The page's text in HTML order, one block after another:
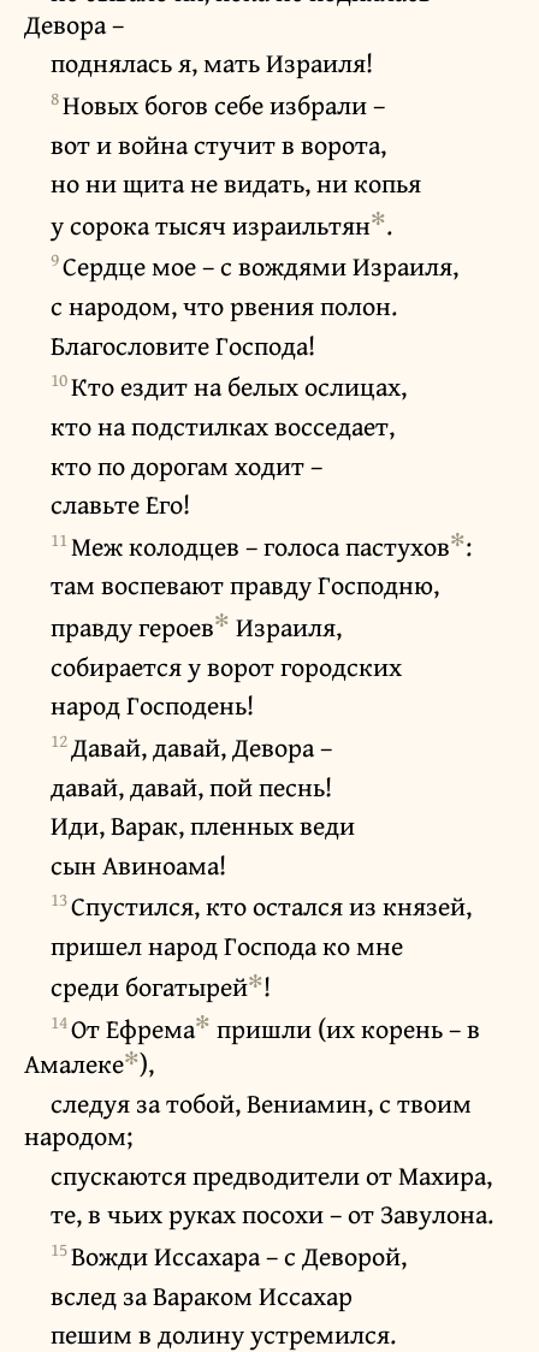
Девора –
поднялась я, мать Израиля!
8Новых богов себе избрали –
вот и война стучит в ворота,
но ни щита не видать, ни копья
у сорока тысяч израильтян✻.
9Сердце мое – с вождями Израиля,
с народом, что рвения полон.
Благословите Господа!
10Кто ездит на белых ослицах,
кто на подстилках восседает,
кто по дорогам ходит –
славьте Его!
11Меж колодцев – голоса пастухов✻:
там воспевают правду Господню,
правду героев✻ Израиля,
собирается у ворот городских
народ Господень!
12Давай, давай, Девора –
давай, давай, пой песнь!
Иди, Варак, пленных веди
сын Авиноама!
13Спустился, кто остался из князей,
пришел народ Господа ко мне
среди богатырей✻!
14От Ефрема✻ пришли (их корень – в
Амалеке✻),
следуя за тобой, Вениамин, с твоим
народом;
спускаются предводители от Махира,
те, в чьих руках посохи – от Завулона.
15Вожди Иссахара – с Деворой,
вслед за Вараком Иссахар
пешим в долину устремился.